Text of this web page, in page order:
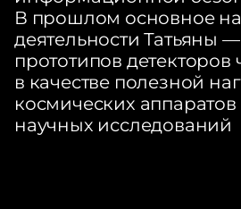
В прошлом основное
деятельности Татьяны
прототипов детекторов
в качестве полезной
космических
научных исследований